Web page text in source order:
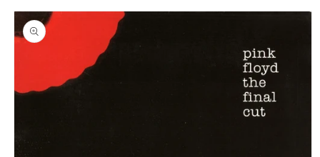
Passer aux
informations
produits